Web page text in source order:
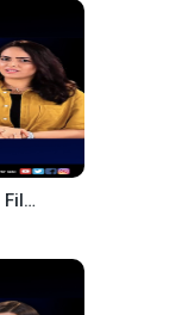
पापा की वो बात मां को चुभ गई – Indian Film and Television Actress Aanchal Munjal – Josh Talks Hindi